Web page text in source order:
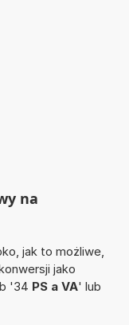
na
jak to możliwe,
jako
'34 PS a VA' lub